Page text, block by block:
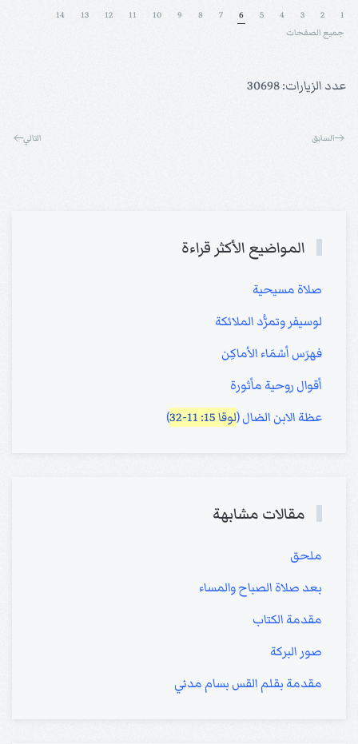
1
2
3
4
5
6
7
8
9
10
11
12
13
14
جميع الصفحات
عدد الزيارات: 30698
السابق التالي
المواضيع الأكثر قراءة
صلاة مسيحية
لوسيفر وتمرُّد الملائكة
فهرَس أسْمَاء الأماكِن
أقوال روحية مأثورة
عظة الابن الضال (لوقا 15: 11-32 )
مقالات مشابهة
ملحق
بعد صلاة الصباح والمساء
مقدمة الكتاب
صور البركة
مقدمة بقلم القس بسام مدني